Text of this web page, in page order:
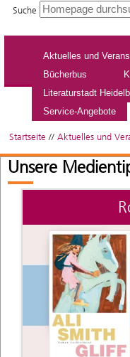
Suche
Aktuelles und
Bücherbus
Literaturstadt
Service-Angebote
Startseite // Aktuelles und
Unsere